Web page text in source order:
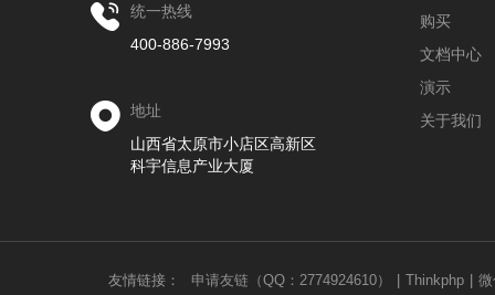
统一热线
400-886-7993
地址
山西省太原市小店区高新区
科宇信息产业大厦
购买
文档中心
演示
关于我们
友情链接： 申请友链（QQ：2774924610） | Thinkphp |